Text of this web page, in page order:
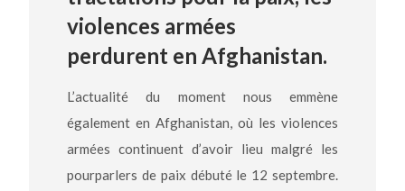
violences armées
perdurent en Afghanistan.
L’actualité du moment nous emmène
également en Afghanistan, où les violences
armées continuent d’avoir lieu malgré les
pourparlers de paix débuté le 12 septembre.